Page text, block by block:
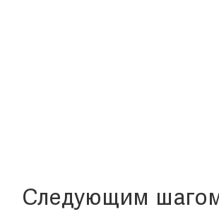
Следующим шагом